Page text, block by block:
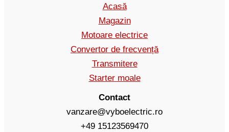
Acasă
Magazin
Motoare electrice
Convertor de frecvență
Transmitere
Starter moale
Contact
vanzare@vyboelectric.ro
+49 15123569470